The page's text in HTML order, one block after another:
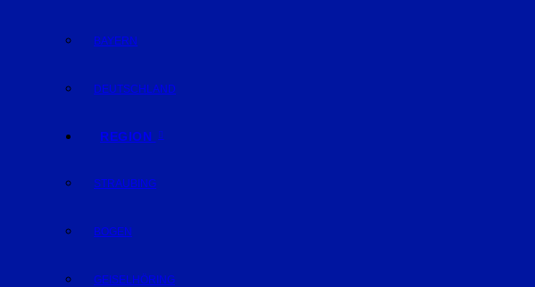
BAYERN
DEUTSCHLAND
REGION
STRAUBING
BOGEN
GEISELHÖRING